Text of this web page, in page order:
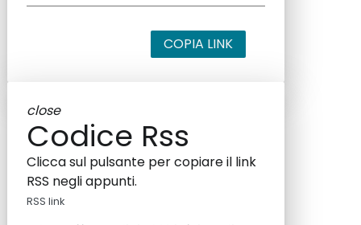
COPIA LINK
close
Codice Rss
Clicca sul pulsante per copiare il link
RSS negli appunti.
RSS link